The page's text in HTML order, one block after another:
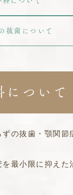
抜歯について
ついて
の抜歯・顎関
最小限に抑え